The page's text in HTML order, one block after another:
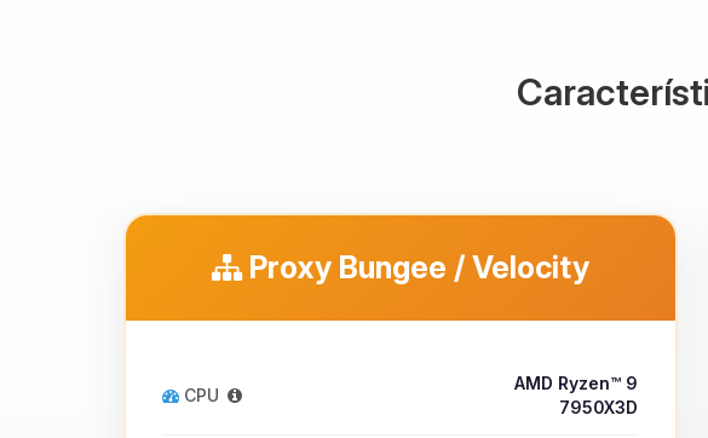
Proxy Bungee / Velocity
CPU
AMD Ryzen™ 9
7950X3D